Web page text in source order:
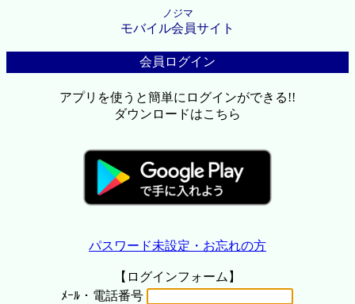
ノジマ
モバイル会員サイト
会員ログイン
アプリを使うと簡単にログインができる!!
ダウンロードはこちら
パスワード未設定・お忘れの方
【ログインフォーム】
ﾒｰﾙ・電話番号